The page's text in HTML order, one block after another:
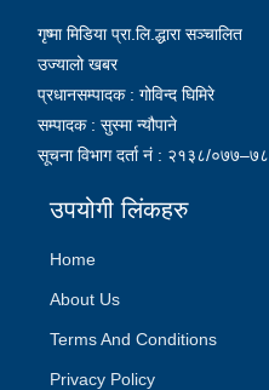
गृष्मा मिडिया प्रा.लि.द्धारा सञ्चालित
उज्यालो खबर
प्रधानसम्पादक : गोविन्द घिमिरे
सम्पादक : सुस्मा न्यौपाने
सूचना विभाग दर्ता नं : २१३८/०७७–७८
उपयोगी लिंकहरु
Home
About Us
Terms And Conditions
Privacy Policy